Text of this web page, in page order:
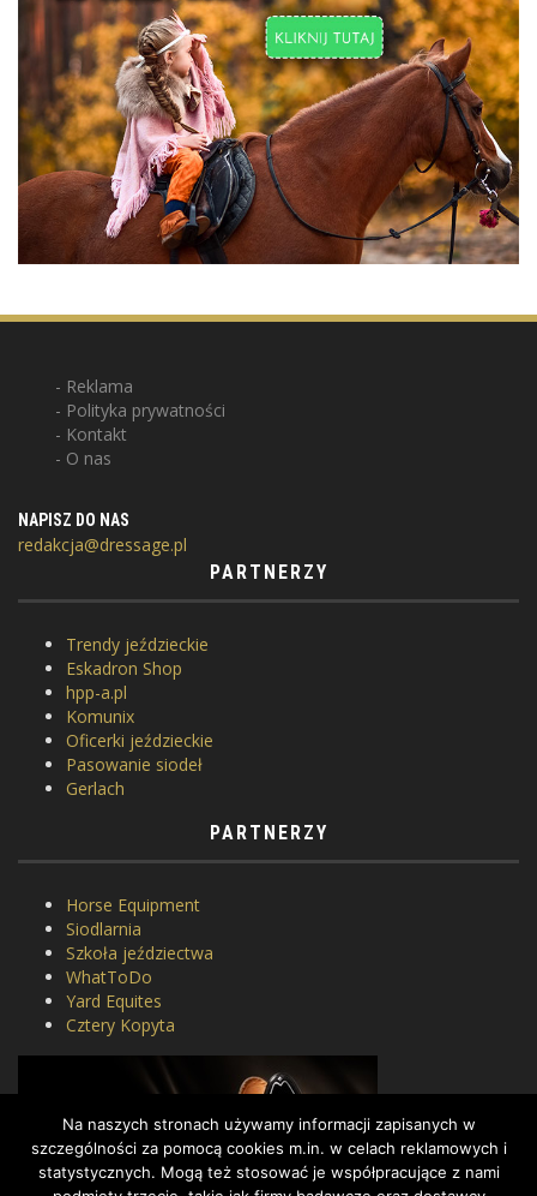
Reklama
Polityka prywatności
Kontakt
O nas
NAPISZ DO NAS
redakcja@dressage.pl
PARTNERZY
Trendy jeździeckie
Eskadron Shop
hpp-a.pl
Komunix
Oficerki jeździeckie
Pasowanie siodeł
Gerlach
PARTNERZY
Horse Equipment
Siodlarnia
Szkoła jeździectwa
WhatToDo
Yard Equites
Cztery Kopyta
Na naszych stronach używamy informacji zapisanych w
szczególności za pomocą cookies m.in. w celach reklamowych i
statystycznych. Mogą też stosować je współpracujące z nami